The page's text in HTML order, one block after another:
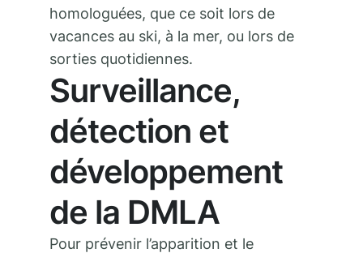
homologuées, que ce soit lors de
vacances au ski, à la mer, ou lors de
sorties quotidiennes.
Surveillance,
détection et
développement
de la DMLA
Pour prévenir l’apparition et le